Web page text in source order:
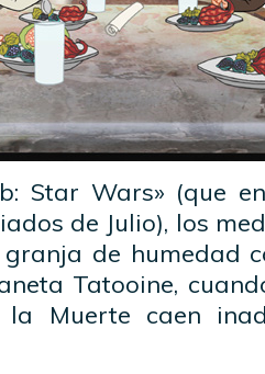
Star Wars» (que
de Julio), los
de humedad
Tatooine,
Muerte caen